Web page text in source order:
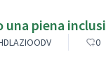
una piena
0